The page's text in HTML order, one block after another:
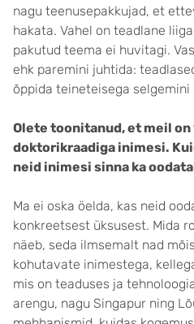
nagu teenusepakkujad, et
hakata. Vahel on teadlane
pakutud teema ei huvitagi.
ehk paremini juhtida:
õppida teineteisega selgemini
Olete toonitanud, et meil
doktorikraadiga inimesi.
neid inimesi sinna ka
Ma ei oska öelda, kas neid
konkreetsest üksusest. Mida
näeb, seda ilmsemalt nad
kohutavate inimestega,
mis on teaduses ja
arengu, nagu Singapur ning